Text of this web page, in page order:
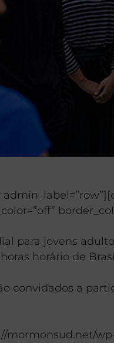
para jovens
horário de
convidados a